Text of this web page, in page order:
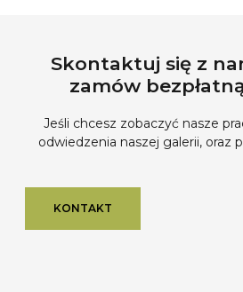
Skontaktuj się z
zamów
Jeśli chcesz zobaczyć nasze
odwiedzenia naszej galerii, oraz
KONTAKT